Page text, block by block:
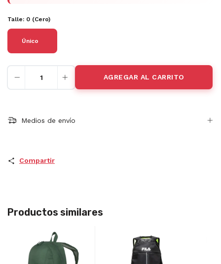
Talle: 0 (Cero)
Medios de envío
Compartir
Productos similares